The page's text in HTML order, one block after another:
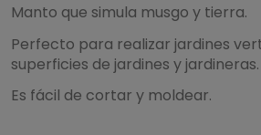
Manto que simula musgo y tierra.
Perfecto para realizar jardines
superficies de jardines y jardineras.
Es fácil de cortar y moldear.